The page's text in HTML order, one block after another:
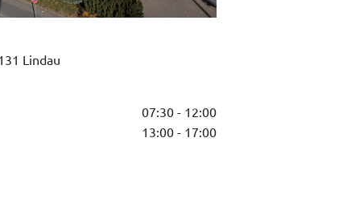
Lindau
07:30 - 12:00
13:00 - 17:00